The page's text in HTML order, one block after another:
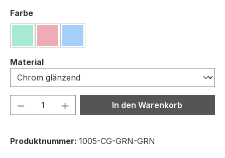
Farbeauswählen
Materialauswählen
Produkt Anzahl: Gib denIn den Warenkorb
Produktnummer: 1005-CG-GRN-GRN